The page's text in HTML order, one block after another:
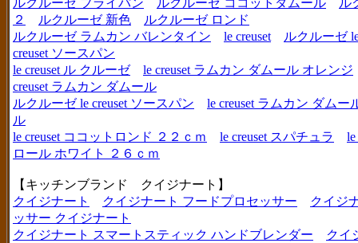
ルクルーゼ フライパン
ルクルーゼ ココットダムール
ル
２
ルクルーゼ 新色
ルクルーゼ ロンド
ルクルーゼ ラムカン バレンタイン
le creuset
ルクルーゼ
creuset ソースパン
le creuset ル クルーゼ
le creuset ラムカン ダムール オレンジ
creuset ラムカン ダムール
ルクルーゼ le creuset ソースパン
le creuset ラムカン ダム
ル
le creuset ココットロンド ２２ｃｍ
le creuset スパチュラ
le
ロール ホワイト ２６ｃｍ
【キッチンブランド クイジナート】
クイジナート
クイジナート フードプロセッサー
クイジ
ッサー クイジナート
クイジナート スマートスティック ハンドブレンダー
クイ